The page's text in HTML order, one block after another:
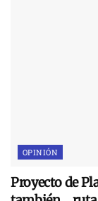
OPINIÓN
Proyecto de